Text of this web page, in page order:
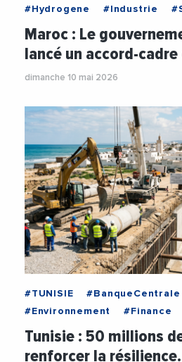
#Hydrogene
#Industrie
#Securite
Maroc : Le
lancé un accord-
dimanche 10 mai 2026
#TUNISIE #BanqueCentrale
#Environnement
#Finance
#Tunis
Tunisie : 50 millions
renforcer la